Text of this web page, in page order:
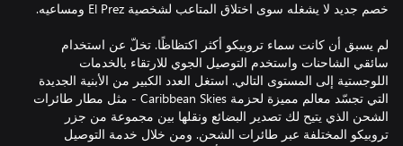
لم يسبق أن كانت سماء تروبيكو أكثر اكتظاظًا. تخلّ عن استخدام
سائقي الشاحنات واستخدم التوصيل الجوي للارتقاء بالخدمات
اللوجستية إلى المستوى التالي. استغل العدد الكبير من الأبنية الجديدة
التي تجسّد معالم مميزة لحزمة Caribbean Skies - مثل مطار طائرات
الشحن الذي يتيح لك تصدير البضائع ونقلها بين مجموعة من جزر
تروبيكو المختلفة عبر طائرات الشحن. ومن خلال خدمة التوصيل